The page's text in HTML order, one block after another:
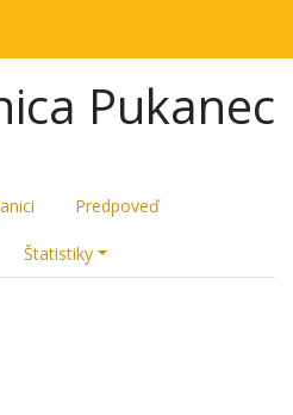
Pukanec
Predpoveď
Štatistiky